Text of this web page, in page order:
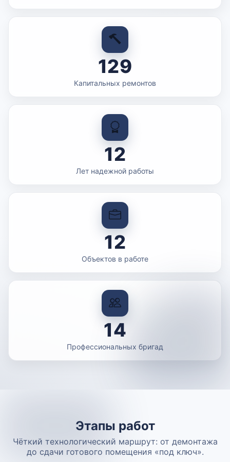
129
Капитальных ремонтов
12
Лет надежной работы
12
Объектов в работе
14
Профессиональных бригад
Этапы работ
Чёткий технологический маршрут: от демонтажа
до сдачи готового помещения «под ключ».